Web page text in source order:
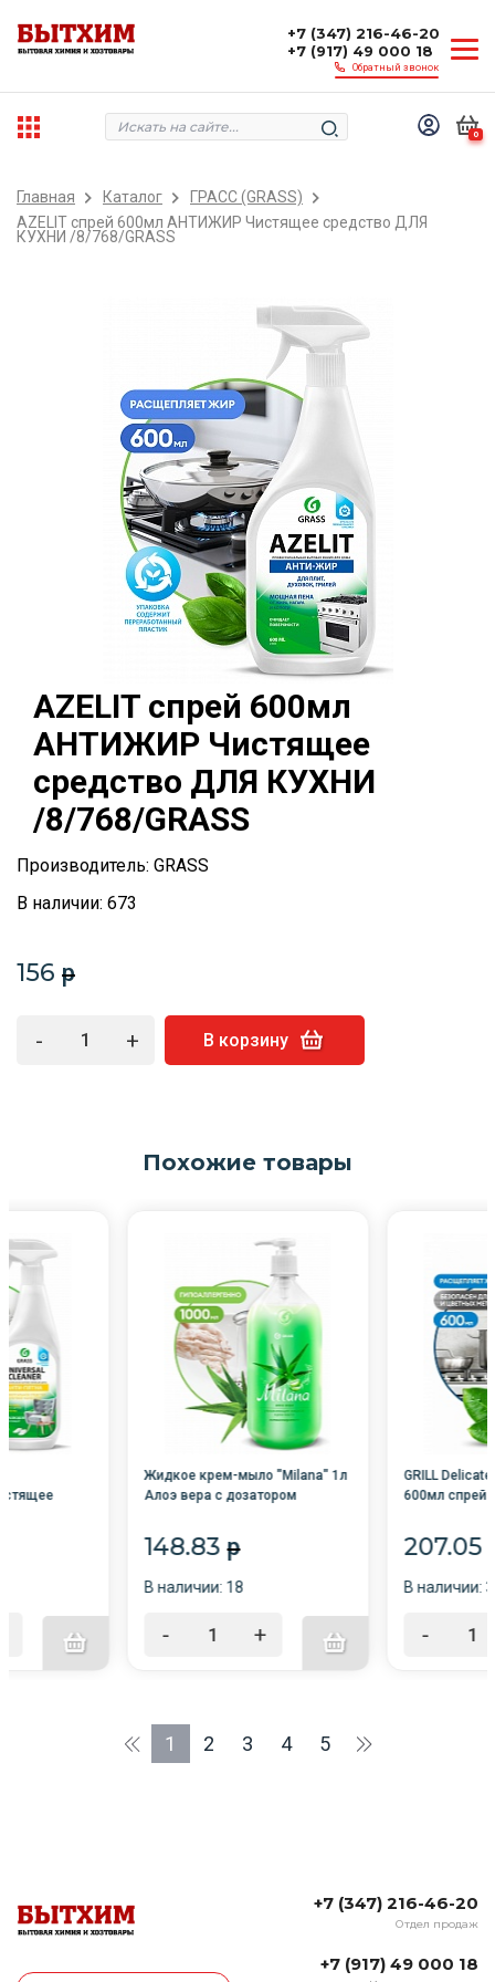
+7 (347) 216-46-20
+7 (917) 49 000 18
Обратный звонок
0
Главная Каталог
ГРАСС (GRASS)
AZELIT спрей 600мл АНТИЖИР Чистящее средство ДЛЯ
КУХНИ /8/768/GRASS
AZELIT спрей 600мл
АНТИЖИР Чистящее
средство ДЛЯ КУХНИ
/8/768/GRASS
Производитель: GRASS
В наличии: 673
156 p
- + В корзину
Похожие товары
Жидкое крем-мыло "Milana" 1л
Алоэ вера с дозатором
148.83 p
В наличии: 18
- +
GRILL
600мл спрей
копоть) /8/
207.05
В наличии:
-
1 2 3 4 5
+7 (347) 216-46-20
Отдел продаж
+7 (917) 49 000 18